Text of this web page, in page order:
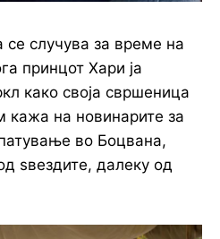
случува за време на
принцот Хари ја
како своја свршеница
кажа на новинарите за
во Боцвана,
ѕвездите, далеку од